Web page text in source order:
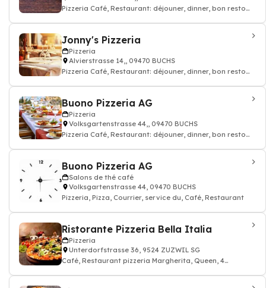
Pizzeria Café, Restaurant: déjouner, dinner, bon resto
Jonny's Pizzeria
Pizzeria
Alvierstrasse 14,, 09470 BUCHS
Pizzeria Café, Restaurant: déjouner, dinner, bon resto
Buono Pizzeria AG
Pizzeria
Volksgartenstrasse 44,, 09470 BUCHS
Pizzeria Café, Restaurant: déjouner, dinner, bon resto
Buono Pizzeria AG
Salons de thé café
Volksgartenstrasse 44, 09470 BUCHS
Pizzeria, Pizza, Courrier, service du, Café, Restaurant
Ristorante Pizzeria Bella Italia
Pizzeria
Unterdorfstrasse 36, 9524 ZUZWIL SG
Café, Restaurant pizzeria Margherita, Queen, 4